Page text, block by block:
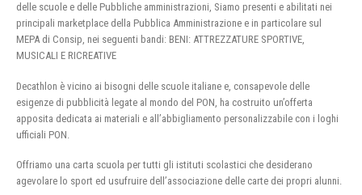
delle scuole e delle Pubbliche amministrazioni, Siamo presenti e abilitati nei
principali marketplace della Pubblica Amministrazione e in particolare sul
MEPA di Consip, nei seguenti bandi: BENI: ATTREZZATURE SPORTIVE,
MUSICALI E RICREATIVE
Decathlon è vicino ai bisogni delle scuole italiane e, consapevole delle
esigenze di pubblicità legate al mondo del PON, ha costruito un’offerta
apposita dedicata ai materiali e all’abbigliamento personalizzabile con i loghi
ufficiali PON.
Offriamo una carta scuola per tutti gli istituti scolastici che desiderano
agevolare lo sport ed usufruire dell’associazione delle carte dei propri alunni.